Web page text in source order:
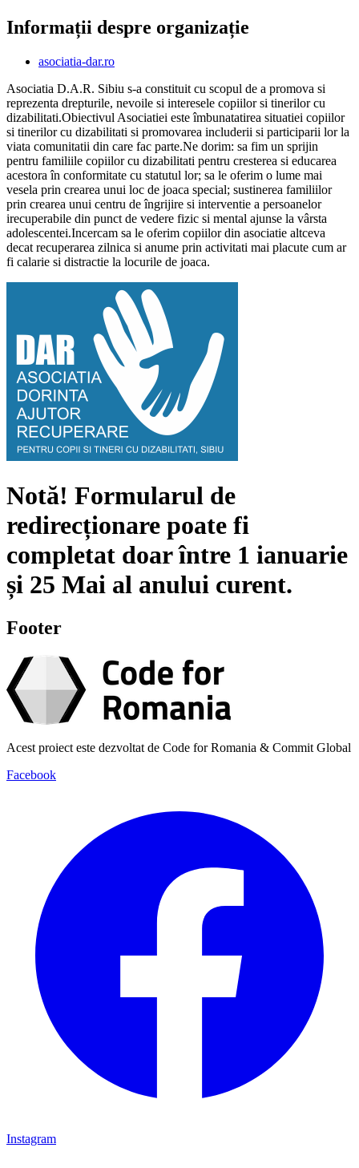
Informații despre organizație
asociatia-dar.ro
Asociatia D.A.R. Sibiu s-a constituit cu scopul de a promova si
reprezenta drepturile, nevoile si interesele copiilor si tinerilor cu
dizabilitati.Obiectivul Asociatiei este îmbunatatirea situatiei copiilor
si tinerilor cu dizabilitati si promovarea includerii si participarii lor la
viata comunitatii din care fac parte.Ne dorim: sa fim un sprijin
pentru familiile copiilor cu dizabilitati pentru cresterea si educarea
acestora în conformitate cu statutul lor; sa le oferim o lume mai
vesela prin crearea unui loc de joaca special; sustinerea familiilor
prin crearea unui centru de îngrijire si interventie a persoanelor
irecuperabile din punct de vedere fizic si mental ajunse la vârsta
adolescentei.Incercam sa le oferim copiilor din asociatie altceva
decat recuperarea zilnica si anume prin activitati mai placute cum ar
fi calarie si distractie la locurile de joaca.
Notă! Formularul de
redirecționare poate fi
completat doar între 1 ianuarie
și 25 Mai al anului curent.
Footer
Acest proiect este dezvoltat de Code for Romania & Commit Global
Facebook
Instagram